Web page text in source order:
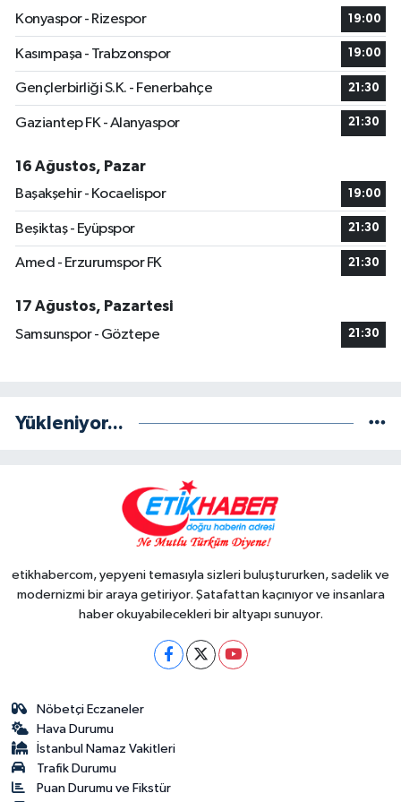
Konyaspor - Rizespor
19:00
Kasımpaşa - Trabzonspor 19:00
Gençlerbirliği S.K. - Fenerbahçe 21:30
Gaziantep FK - Alanyaspor 21:30
16 Ağustos, Pazar
Başakşehir - Kocaelispor
19:00
Beşiktaş - Eyüpspor 21:30
Amed - Erzurumspor FK 21:30
17 Ağustos, Pazartesi
Samsunspor - Göztepe
21:30
Yükleniyor...
etikhabercom, yepyeni temasıyla sizleri buluştururken, sadelik ve
modernizmi bir araya getiriyor. Şatafattan kaçınıyor ve insanlara
haber okuyabilecekleri bir altyapı sunuyor.
Nöbetçi Eczaneler
Hava Durumu
İstanbul Namaz Vakitleri
Trafik Durumu
Puan Durumu ve Fikstür